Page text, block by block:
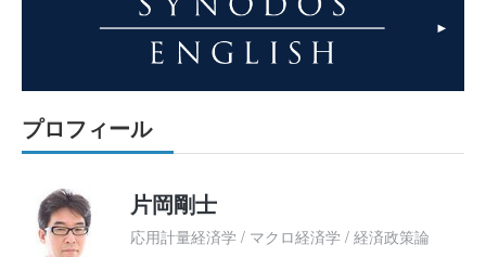
プロフィール
片岡剛士
応用計量経済学 / マクロ経済学 / 経済政策論